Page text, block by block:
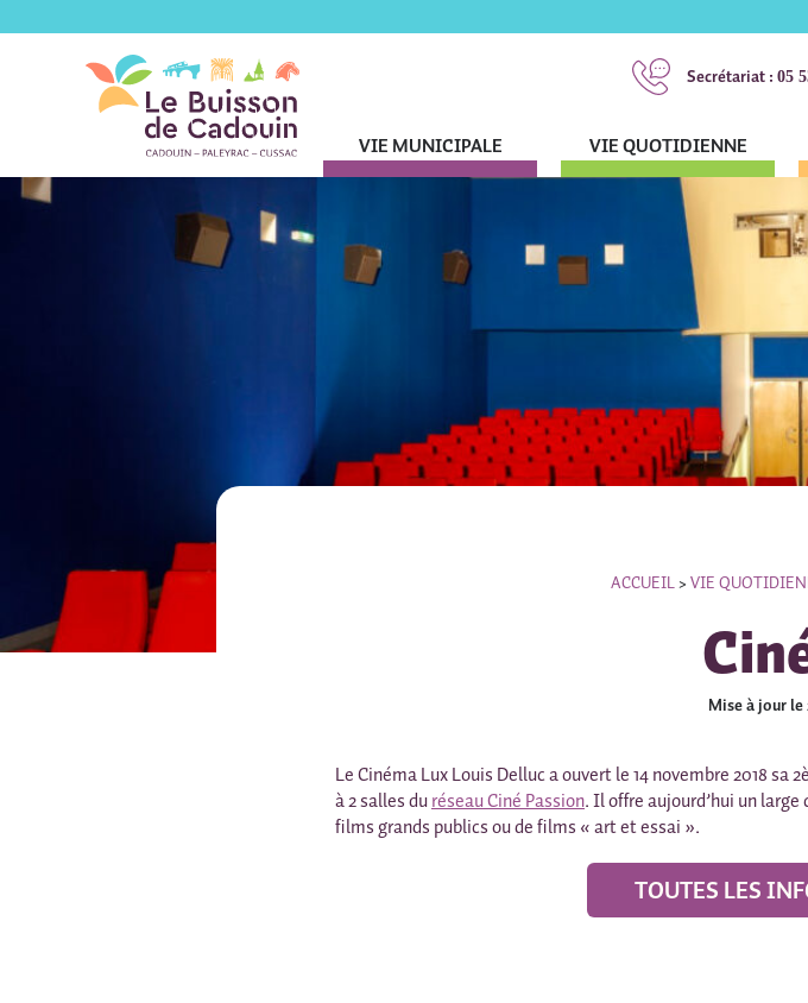
Secrétariat : 05
VIE MUNICIPALE VIE QUOTIDIENNE
ACCUEIL> VIE
Mise à jour
Le Cinéma Lux Louis Delluc a ouvert le 14 novembre 2018
à 2 salles duréseau Ciné Passion. Il offre aujourd’hui un
films grands publics ou de films « art et essai ».
TOUTES LES